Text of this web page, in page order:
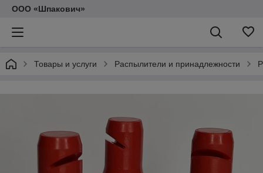
ООО «Шпакович»
Товары и услуги Распылители и принадлежности